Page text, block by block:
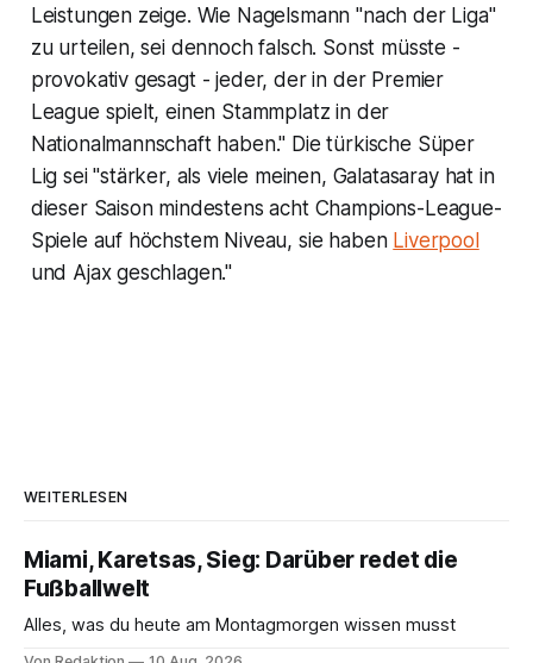
Leistungen zeige. Wie Nagelsmann "nach der Liga"
zu urteilen, sei dennoch falsch. Sonst müsste -
provokativ gesagt - jeder, der in der Premier
League spielt, einen Stammplatz in der
Nationalmannschaft haben." Die türkische Süper
Lig sei "stärker, als viele meinen, Galatasaray hat in
dieser Saison mindestens acht Champions-League-
Spiele auf höchstem Niveau, sie haben Liverpool
und Ajax geschlagen."
WEITERLESEN
Miami, Karetsas, Sieg: Darüber redet die
Fußballwelt
Alles, was du heute am Montagmorgen wissen musst